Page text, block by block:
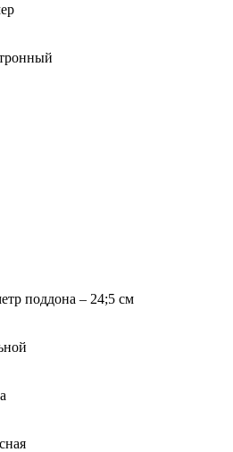
поддона – 24;5 см